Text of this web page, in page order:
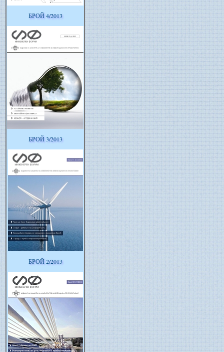
БРОЙ 4/2013
БРОЙ 3/2013
БРОЙ 2/2013